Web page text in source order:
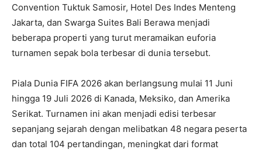
Convention Tuktuk Samosir, Hotel Des Indes Menteng
Jakarta, dan Swarga Suites Bali Berawa menjadi
beberapa properti yang turut meramaikan euforia
turnamen sepak bola terbesar di dunia tersebut.
Piala Dunia FIFA 2026 akan berlangsung mulai 11 Juni
hingga 19 Juli 2026 di Kanada, Meksiko, dan Amerika
Serikat. Turnamen ini akan menjadi edisi terbesar
sepanjang sejarah dengan melibatkan 48 negara peserta
dan total 104 pertandingan, meningkat dari format